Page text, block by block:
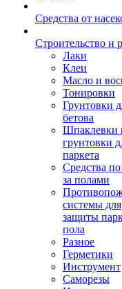
Средства от
Строительство и
Лаки
Клеи
Масло и
Тонировки
Грунтовки
бетова
Шпаклевки
грунтовки
паркета
Средства
за полами
системы для
защиты
пола
Разное
Герметики
Инструмент
Саморезы